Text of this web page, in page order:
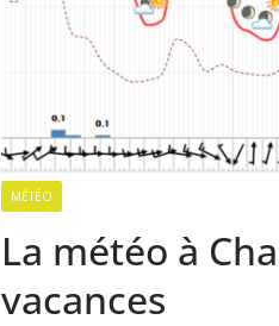
MÉTÉO
La météo à
vacances